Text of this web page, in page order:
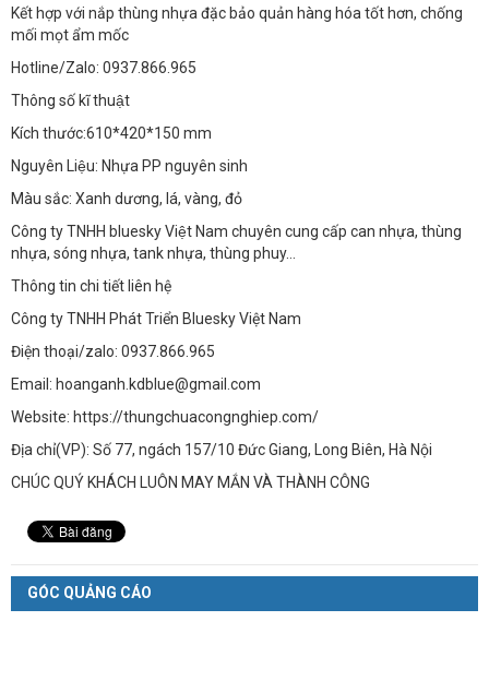
Kết hợp với nắp thùng nhựa đặc bảo quản hàng hóa tốt hơn, chống
mối mọt ẩm mốc
Hotline/Zalo: 0937.866.965
Thông số kĩ thuật
Kích thước:610*420*150 mm
Nguyên Liệu: Nhựa PP nguyên sinh
Màu sắc: Xanh dương, lá, vàng, đỏ
Công ty TNHH bluesky Việt Nam chuyên cung cấp can nhựa, thùng
nhựa, sóng nhựa, tank nhựa, thùng phuy…
Thông tin chi tiết liên hệ
Công ty TNHH Phát Triển Bluesky Việt Nam
Điện thoại/zalo: 0937.866.965
Email: hoanganh.kdblue@gmail.com
Website: https://thungchuacongnghiep.com/
Địa chỉ(VP): Số 77, ngách 157/10 Đức Giang, Long Biên, Hà Nội
CHÚC QUÝ KHÁCH LUÔN MAY MẮN VÀ THÀNH CÔNG
GÓC QUẢNG CÁO